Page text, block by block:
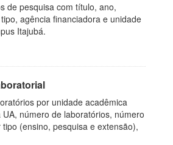
de pesquisa com título, ano,
agência financiadora e unidade
Itajubá.
por unidade acadêmica
número de laboratórios, número
(ensino, pesquisa e extensão),